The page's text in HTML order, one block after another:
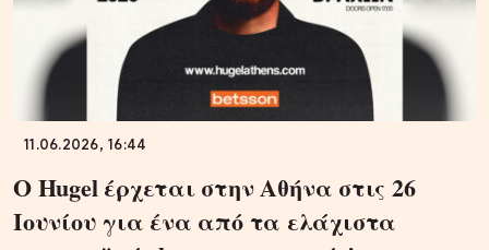
11.06.2026, 16:44
Ο Hugel έρχεται στην Αθήνα στις 26
Ιουνίου για ένα από τα ελάχιστα